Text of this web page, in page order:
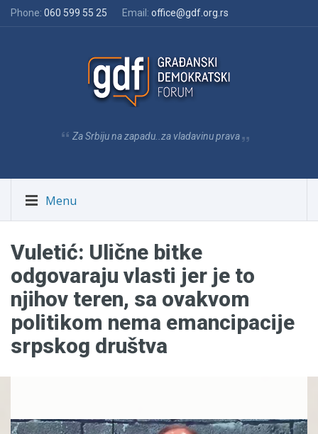
Phone: 060 599 55 25 Email: office@gdf.org.rs
Za Srbiju na zapadu..za vladavinu prava
Menu
Vuletić: Ulične bitke
odgovaraju vlasti jer je to
njihov teren, sa ovakvom
politikom nema emancipacije
srpskog društva